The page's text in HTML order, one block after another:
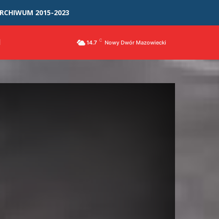
2015-2023
14.7 C Nowy Dwór Mazowiecki